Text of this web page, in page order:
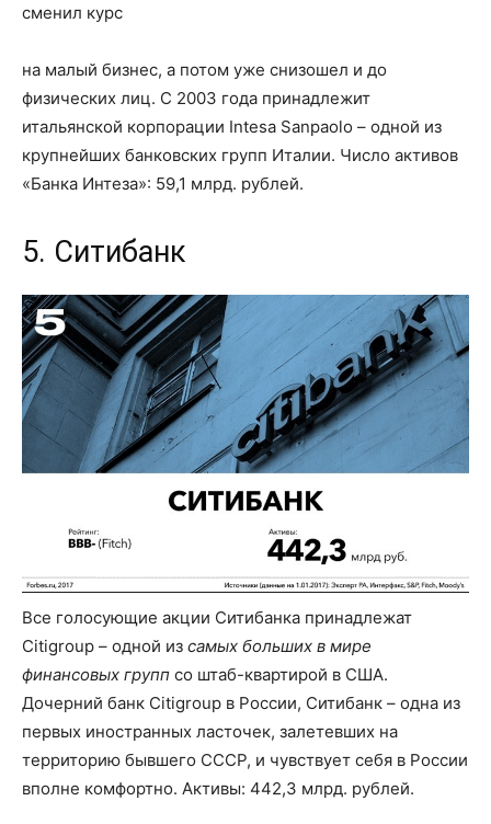
сменил курс
на малый бизнес, а потом уже снизошел и до
физических лиц. С 2003 года принадлежит
итальянской корпорации Intesa Sanpaolo – одной из
крупнейших банковских групп Италии. Число активов
«Банка Интеза»: 59,1 млрд. рублей.
5. Ситибанк
Все голосующие акции Ситибанка принадлежат
Citigroup – одной из самых больших в мире
финансовых групп со штаб-квартирой в США.
Дочерний банк Citigroup в России, Ситибанк – одна из
первых иностранных ласточек, залетевших на
территорию бывшего СССР, и чувствует себя в России
вполне комфортно. Активы: 442,3 млрд. рублей.